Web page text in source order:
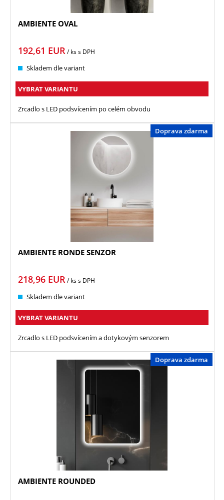
AMBIENTE OVAL
192,61 EUR/ kss DPH
Skladem dle variant
VYBRAT VARIANTU
Zrcadlo s LED podsvícením po celém obvodu
Doprava zdarma
AMBIENTE RONDE SENZOR
218,96 EUR/ kss DPH
Skladem dle variant
VYBRAT VARIANTU
Zrcadlo s LED podsvícením a dotykovým senzorem
Doprava zdarma
AMBIENTE ROUNDED